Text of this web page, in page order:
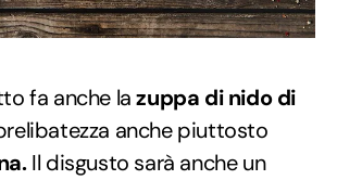
fa anche lazuppa di nido di
anche piuttosto
Il disgusto sarà anche un